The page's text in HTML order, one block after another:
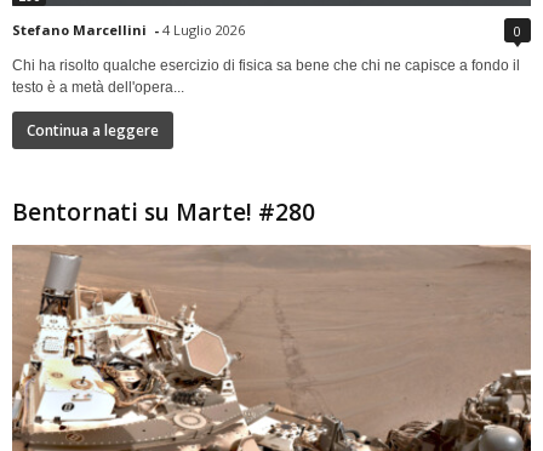
Stefano Marcellini - 4 Luglio 2026 0
Chi ha risolto qualche esercizio di fisica sa bene che chi ne capisce a fondo il
testo è a metà dell'opera...
Continua a leggere
Bentornati su Marte! #280